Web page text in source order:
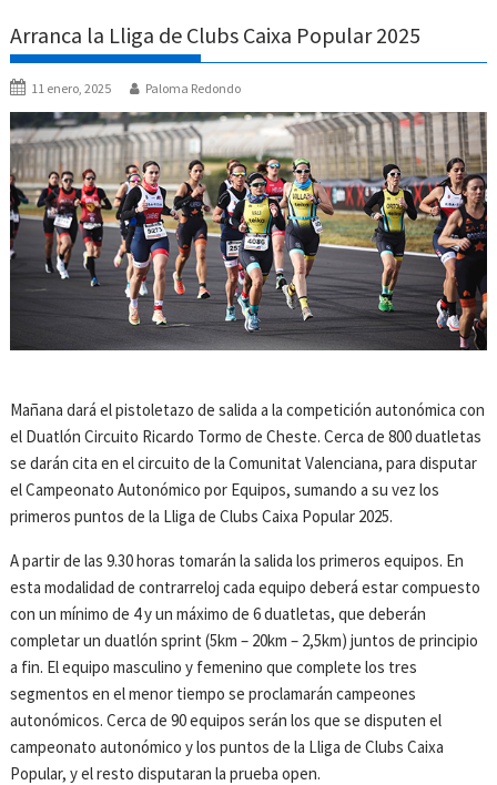
Arranca la Lliga de Clubs Caixa Popular 2025
11 enero, 2025 Paloma Redondo
Mañana dará el pistoletazo de salida a la competición autonómica con
el Duatlón Circuito Ricardo Tormo de Cheste. Cerca de 800 duatletas
se darán cita en el circuito de la Comunitat Valenciana, para disputar
el Campeonato Autonómico por Equipos, sumando a su vez los
primeros puntos de la Lliga de Clubs Caixa Popular 2025.
A partir de las 9.30 horas tomarán la salida los primeros equipos. En
esta modalidad de contrarreloj cada equipo deberá estar compuesto
con un mínimo de 4 y un máximo de 6 duatletas, que deberán
completar un duatlón sprint (5km – 20km – 2,5km) juntos de principio
a fin. El equipo masculino y femenino que complete los tres
segmentos en el menor tiempo se proclamarán campeones
autonómicos. Cerca de 90 equipos serán los que se disputen el
campeonato autonómico y los puntos de la Lliga de Clubs Caixa
Popular, y el resto disputaran la prueba open.